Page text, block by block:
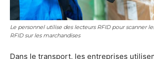
Le personnel utilise des lecteurs RFID pour scanner
RFID sur les marchandises
Dans le transport, les entreprises